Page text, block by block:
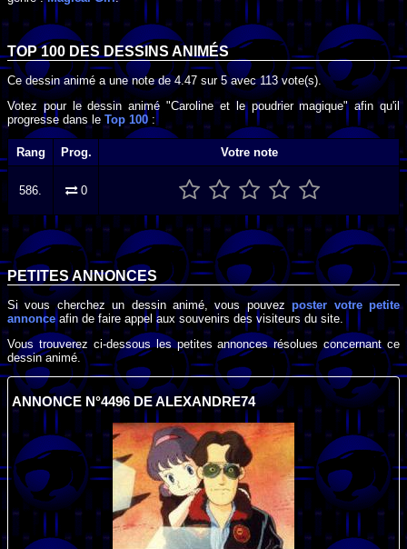
TOP 100 DES DESSINS ANIMÉS
Ce dessin animé a une note de4.47 sur5avec113vote(s).
Votez pour le dessin animé "Caroline et le poudrier magique" afin qu'il
progresse dans le Top 100 :
Rang Prog. Votre note
586. 0
PETITES ANNONCES
Si vous cherchez un dessin animé, vous pouvezposter votre petite
annonceafin de faire appel aux souvenirs des visiteurs du site.
Vous trouverez ci-dessous les petites annonces résolues concernant ce
dessin animé.
ANNONCE N°4496 DE ALEXANDRE74